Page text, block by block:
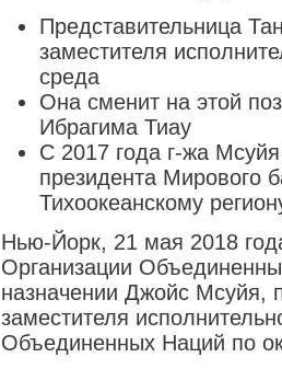
Представительница
заместителя
среда
Она сменит на этой
Ибрагима Тиау
С 2017 года г-жа
президента Мирового
Тихоокеанскому
Нью-Йорк, 21 мая 2018
Организации
назначении Джойс Мсуйя,
заместителя
Объединенных Наций по